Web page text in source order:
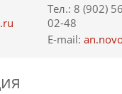
Тел.: 8 (902)
02-48
E-mail: